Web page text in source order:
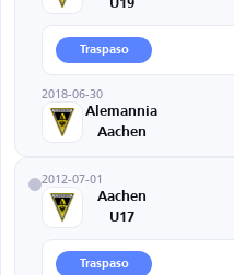
U19
Traspaso
2018-06-30
Alemannia
Aachen
2012-07-01
Aachen
U17
Traspaso